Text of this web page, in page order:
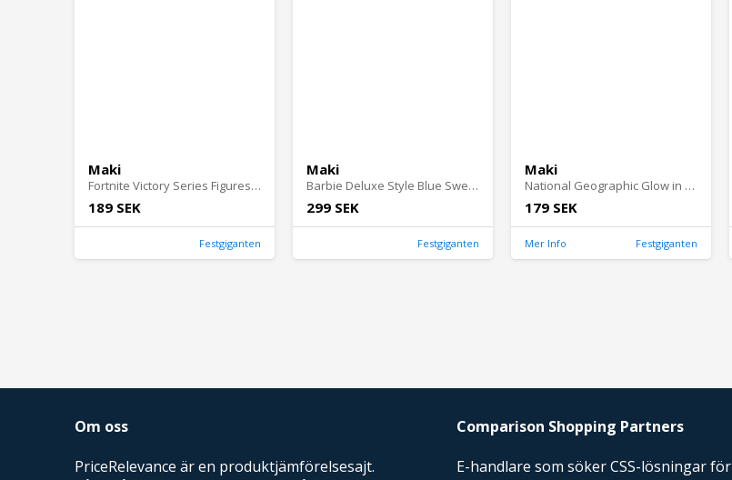
Maki
Fortnite Victory Series Figures Bone Boss
189 SEK
Festgiganten
Maki
Barbie Deluxe Style Blue Sweater
299 SEK
Festgiganten
Maki
National Geographic Glow in Dark Crystal Growing
179 SEK
Mer Info Festgiganten
Om oss
PriceRelevance är en produktjämförelsesajt.
Comparison Shopping Partners
E-handlare som söker CSS-lösningar för